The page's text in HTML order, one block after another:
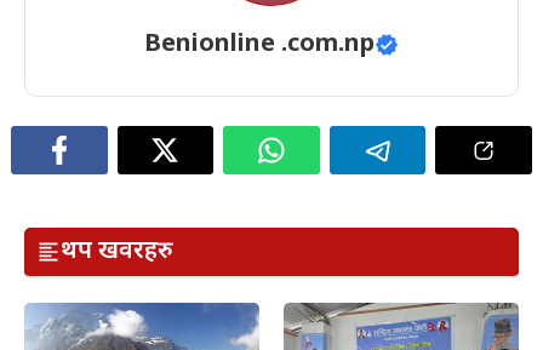
Benionline .com.np
थप खवरहरु